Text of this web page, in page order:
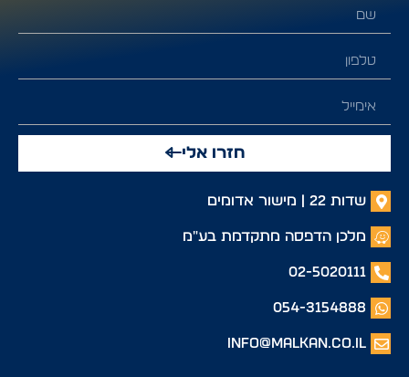
חזרו אלי
שדות 22 | מישור אדומים
מלכן הדפסה מתקדמת בע"מ
02-5020111
054-3154888
info@malkan.co.il